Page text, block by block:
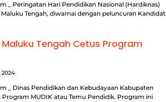
_ Peringatan Hari Pendidikan Nasional (Hardiknas)
Tengah, diwarnai dengan peluncuran Kandidat
Tengah Cetus Program
_ Dinas Pendidikan dan Kebudayaan Kabupaten
MUDIK atau Temu Pendidik. Program ini